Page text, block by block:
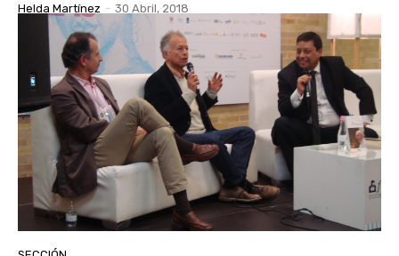
Helda Martínez - 30 Abril, 2018